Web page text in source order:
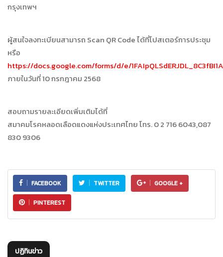
กรุงเทพฯ
ผู้สนใจลงทะเบียนสามารถ Scan QR Code ได้ที่โปสเตอร์การประชุม
หรือ
https://docs.google.com/forms/d/e/
ภายในวันที่ 10 กรกฎาคม 2568
สอบถามรายละเอียดเพิ่มเติมได้ที่
สมาคมโรคหลอดเลือดแดงแห่งประเทศไทย โทร. 0 2 716 6043,087
830 9306
FACEBOOK TWITTER GOOGLE +
PINTEREST
ปฏิทินข่าว